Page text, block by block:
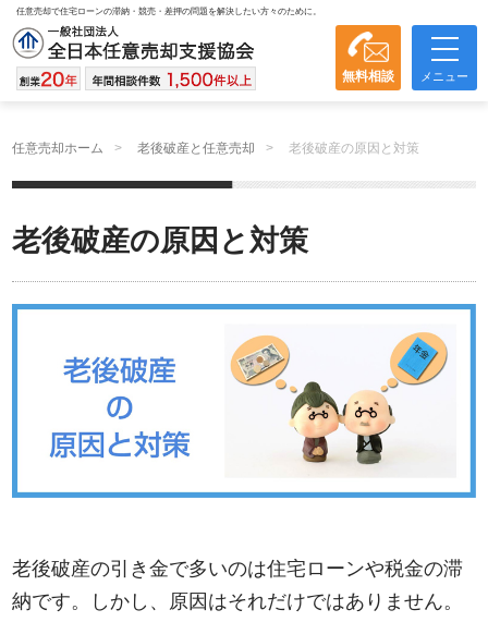
任意売却で住宅ローンの滞納・競売・差押の問題を解決したい方々のために。
無料相談 メニュー
任意売却ホーム 老後破産と任意売却 老後破産の原因と対策
老後破産の原因と対策
老後破産の引き金で多いのは住宅ローンや税金の滞
納です。しかし、原因はそれだけではありません。